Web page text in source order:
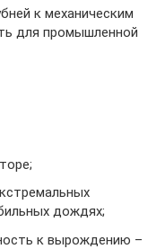
к механическим
для промышленной
дождях;
к вырождению –